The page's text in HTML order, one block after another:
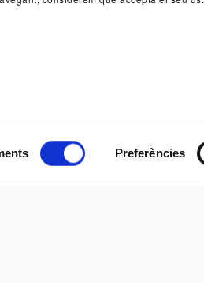
Preferències